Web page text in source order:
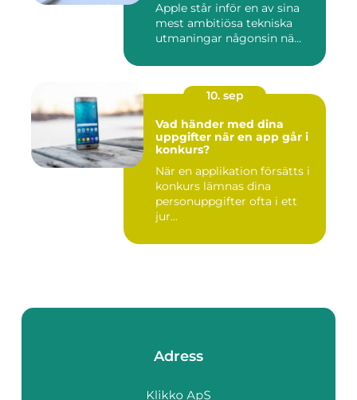
Apple står inför en av sina
mest ambitiösa tekniska
utmaningar någonsin nä...
10. sep
Vad händer med dina
uppgifter när en app går i
konkurs?
När en applikation försätts i
konkurs lämnas dina
personuppgifter ofta i ett
jur...
Adress